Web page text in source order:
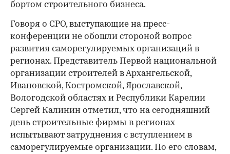
00:00 / 00:00
бортом строительного бизнеса.
Говоря о СРО, выступающие на пресс-
конференции не обошли стороной вопрос
развития саморегулируемых организаций в
регионах. Представитель Первой национальной
организации строителей в Архангельской,
Ивановской, Костромской, Ярославской,
Вологодской областях и Республики Карелии
Сергей Калинин отметил, что на сегодняшний
день строительные фирмы в регионах
испытывают затруднения с вступлением в
саморегулируемые организации. По его словам,